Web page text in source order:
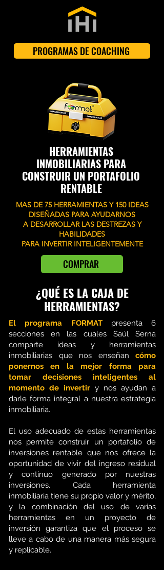
PROGRAMAS DE COACHING
HERRAMIENTAS
INMOBILIARIAS PARA
CONSTRUIR UN PORTAFOLIO
RENTABLE
MAS DE 75 HERRAMIENTAS Y 150 IDEAS
DISEÑADAS PARA AYUDARNOS
A DESARROLLAR LAS DESTREZAS Y
HABILIDADES
PARA INVERTIR INTELIGENTEMENTE
COMPRAR
¿QUÉ ES LA CAJA DE
HERRAMIENTAS?
El programa FORMAT presenta 6
secciones en las cuales Saúl Serna
comparte ideas y herramientas
inmobiliarias que nos enseñan cómo
ponernos en la mejor forma para
tomar decisiones inteligentes al
momento de invertir y nos ayudan a
darle forma integral a nuestra estrategia
inmobiliaria.
El uso adecuado de estas herramientas
nos permite construir un portafolio de
inversiones rentable que nos ofrece la
oportunidad de vivir del ingreso residual
y continuo generado por nuestras
inversiones. Cada herramienta
inmobiliaria tiene su propio valor y mérito,
y la combinación del uso de varias
herramientas en un proyecto de
inversión garantiza que el proceso se
lleve a cabo de una manera más segura
y replicable.